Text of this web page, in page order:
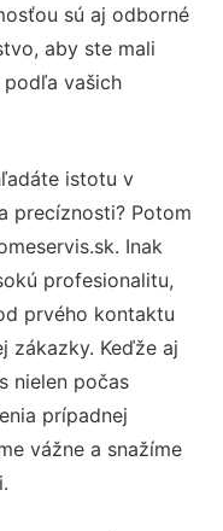
sú aj odborné
aby ste mali
vašich
istotu v
precíznosti? Potom
Inak
profesionalitu,
prvého kontaktu
zákazky. Keďže aj
nielen počas
prípadnej
vážne a snažíme